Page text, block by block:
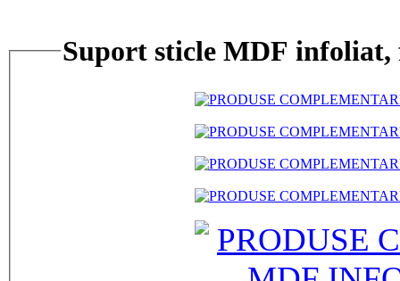
Suport sticle MDF